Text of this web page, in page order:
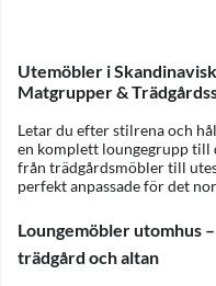
Utemöbler i
Matgrupper &
Letar du efter stilrena och
en komplett loungegrupp till
från trädgårdsmöbler till
perfekt anpassade för det
Loungemöbler utomhus
trädgård och altan